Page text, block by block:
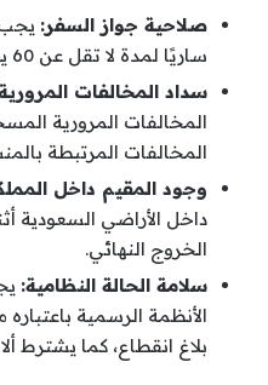
صلاحية جواز السفر: يجب
ساريًا لمدة لا تقل عن 60 يومًا عند تقديم الطلب.
سداد المخالفات
المخالفات المرورية
المخالفات المرتبطة
وجود المقيم داخل
داخل الأراضي السعودية
الخروج النهائي.
سلامة الحالة النظامية:
الأنظمة الرسمية
بلاغ انقطاع، كما يشترط